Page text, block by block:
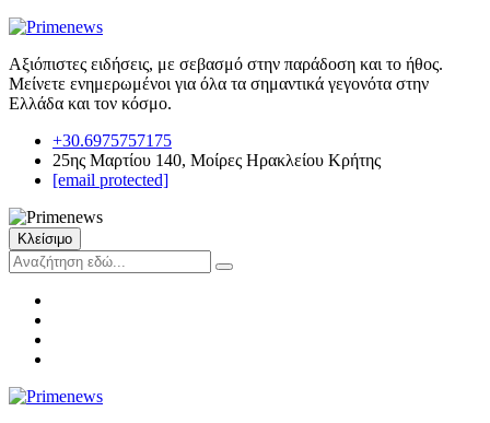
Αξιόπιστες ειδήσεις, με σεβασμό στην παράδοση και το ήθος.
Μείνετε ενημερωμένοι για όλα τα σημαντικά γεγονότα στην
Ελλάδα και τον κόσμο.
+30.6975757175
25ης Μαρτίου 140, Μοίρες Ηρακλείου Κρήτης
[email protected]
Κλείσιμο